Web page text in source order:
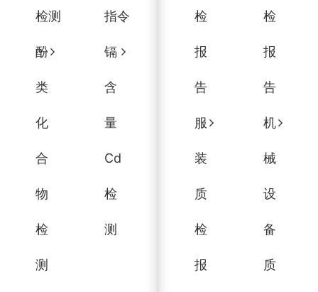
检测 指令
酚
类
化
合
物
检
测
镉
含
量
Cd
检
测
检
报
告
检
报
告
服
装
质
检
报
机
械
设
备
质